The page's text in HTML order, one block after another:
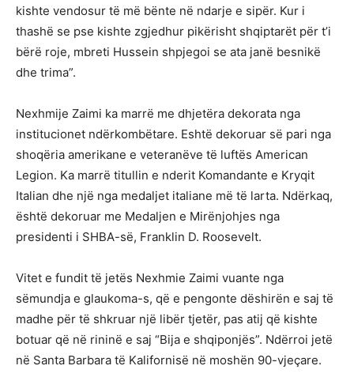
kishte vendosur të më bënte në ndarje e sipër. Kur i
thashë se pse kishte zgjedhur pikërisht shqiptarët për t’i
bërë roje, mbreti Hussein shpjegoi se ata janë besnikë
dhe trima”.
Nexhmije Zaimi ka marrë me dhjetëra dekorata nga
institucionet ndërkombëtare. Eshtë dekoruar së pari nga
shoqëria amerikane e veteranëve të luftës American
Legion. Ka marrë titullin e nderit Komandante e Kryqit
Italian dhe një nga medaljet italiane më të larta. Ndërkaq,
është dekoruar me Medaljen e Mirënjohjes nga
presidenti i SHBA-së, Franklin D. Roosevelt.
Vitet e fundit të jetës Nexhmie Zaimi vuante nga
sëmundja e glaukoma-s, që e pengonte dëshirën e saj të
madhe për të shkruar një libër tjetër, pas atij që kishte
botuar që në rininë e saj “Bija e shqiponjës”. Ndërroi jetë
në Santa Barbara të Kalifornisë në moshën 90-vjeçare.